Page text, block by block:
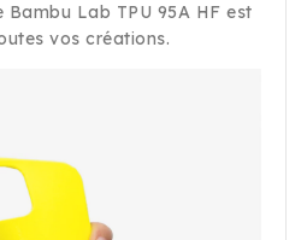
Lab TPU 95A HF est
vos créations.